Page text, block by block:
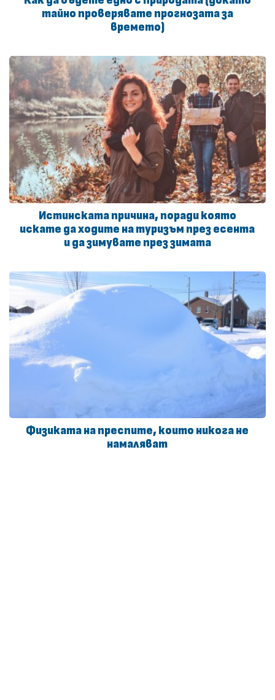
тайно проверявате прогнозата за
времето)
Истинската причина, поради която
искате да ходите на туризъм през есента
и да зимувате през зимата
Физиката на преспите, които никога не
намаляват